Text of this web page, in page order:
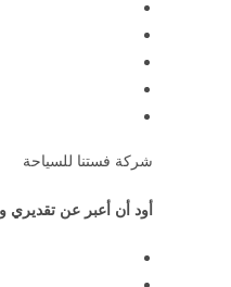
شركة فستنا للسياحة
أود أن أعبر عن تقديري